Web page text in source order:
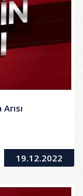
19.12.2022